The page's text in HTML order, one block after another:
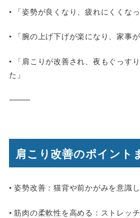
• 「姿勢が良くなり、疲れにくくなっ
• 「腕の上げ下げが楽になり、家事が
• 「肩こりが改善され、夜もぐっす
た」
⸻
肩こり改善のポイント
• 姿勢改善 ：猫背や前かがみを意識
•筋肉の柔軟性を高める ：ストレッ